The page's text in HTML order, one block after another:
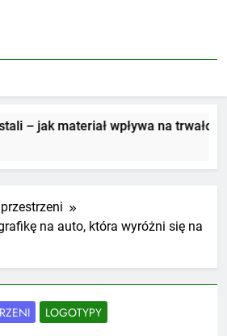
Plus
– jak materiał wpływa na trwałość i
na auto, która wyróżni się na
LOGOTYPY